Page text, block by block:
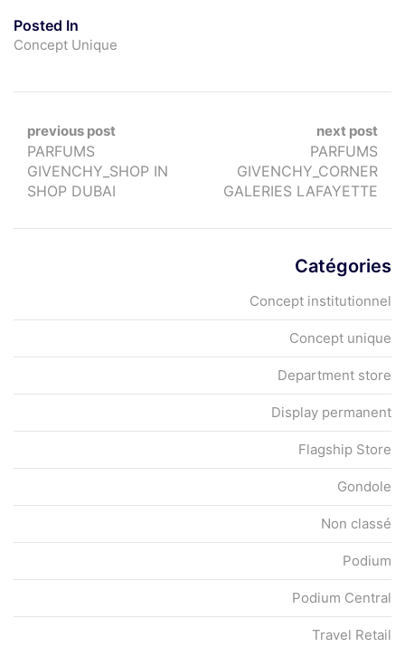
Posted In
Concept Unique
Navigation
de
l’article
next post
PARFUMS
GIVENCHY_CORNER
GALERIES LAFAYETTE
previous post
PARFUMS
GIVENCHY_SHOP IN
SHOP DUBAI
Catégories
Concept institutionnel
Concept unique
Department store
Display permanent
Flagship Store
Gondole
Non classé
Podium
Podium Central
Travel Retail